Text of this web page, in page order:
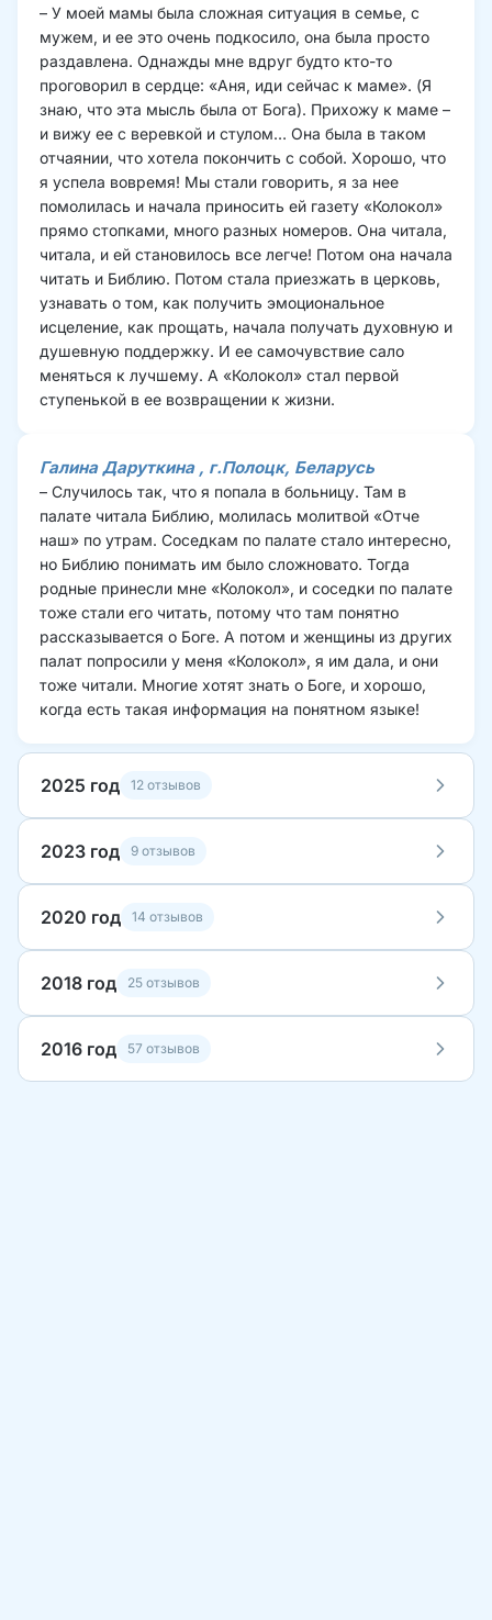
– У моей мамы была сложная ситуация в семье, с
мужем, и ее это очень подкосило, она была просто
раздавлена. Однажды мне вдруг будто кто-то
проговорил в сердце: «Аня, иди сейчас к маме». (Я
знаю, что эта мысль была от Бога). Прихожу к маме –
и вижу ее с веревкой и стулом… Она была в таком
отчаянии, что хотела покончить с собой. Хорошо, что
я успела вовремя! Мы стали говорить, я за нее
помолилась и начала приносить ей газету «Колокол»
прямо стопками, много разных номеров. Она читала,
читала, и ей становилось все легче! Потом она начала
читать и Библию. Потом стала приезжать в церковь,
узнавать о том, как получить эмоциональное
исцеление, как прощать, начала получать духовную и
душевную поддержку. И ее самочувствие сало
меняться к лучшему. А «Колокол» стал первой
ступенькой в ее возвращении к жизни.
Галина Даруткина , г.Полоцк, Беларусь
– Случилось так, что я попала в больницу. Там в
палате читала Библию, молилась молитвой «Отче
наш» по утрам. Соседкам по палате стало интересно,
но Библию понимать им было сложновато. Тогда
родные принесли мне «Колокол», и соседки по палате
тоже стали его читать, потому что там понятно
рассказывается о Боге. А потом и женщины из других
палат попросили у меня «Колокол», я им дала, и они
тоже читали. Многие хотят знать о Боге, и хорошо,
когда есть такая информация на понятном языке!
2025 год 12 отзывов
2023 год 9 отзывов
2020 год 14 отзывов
2018 год 25 отзывов
2016 год 57 отзывов